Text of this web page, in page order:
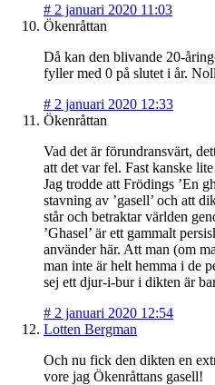
# 2 januari 2020 11:03
Ökenråttan
Då kan den blivande 20-
fyller med 0 på slutet i år.
# 2 januari 2020 12:33
Ökenråttan
Vad det är förundransvärt,
att det var fel. Fast kanske
Jag trodde att Frödings ’En
stavning av ’gasell’ och att
står och betraktar världen
’Ghasel’ är ett gammalt
använder här. Att man (om
man inte är helt hemma i de
sej ett djur-i-bur i dikten är
# 2 januari 2020 12:54
Lotten Bergman
Och nu fick den dikten en
vore jag Ökenråttans gasell!